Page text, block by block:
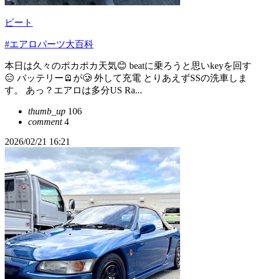
ビート
#エアロパーツ大百科
本日は久々のポカポカ天気😊 beatに乗ろうと思いkeyを回す
😑 バッテリー🪫が🥲 外して充電 とりあえずSSの洗車しま
す。 あっ？エアロは多分US Ra...
thumb_up 106
comment4
2026/02/21 16:21